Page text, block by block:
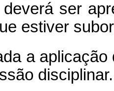
ser
estiver
a aplicação
disciplinar.